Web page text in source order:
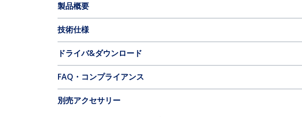
製品概要
技術仕様
ドライバ&ダウンロード
FAQ・コンプライアンス
別売アクセサリー